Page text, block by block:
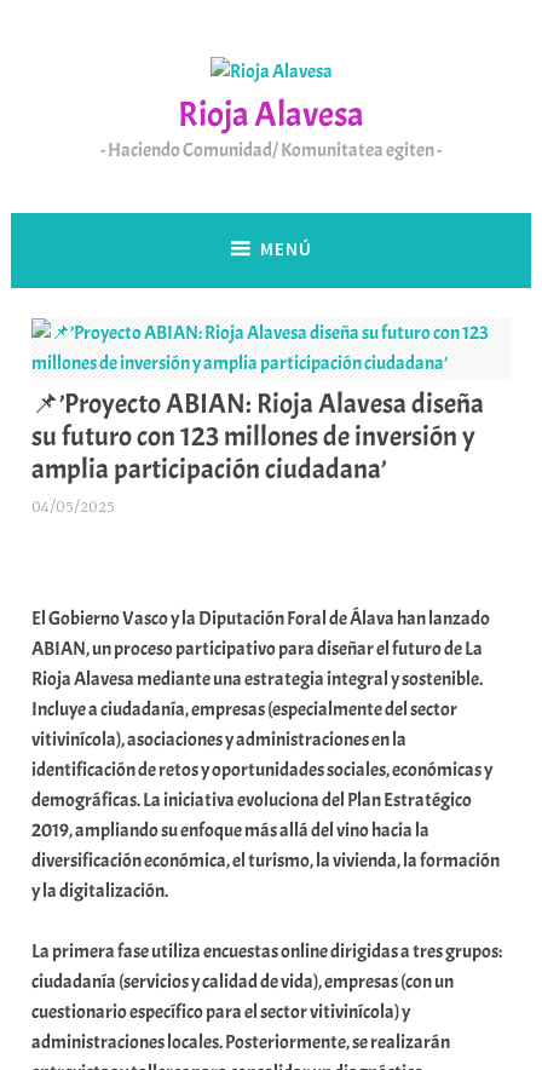
Rioja Alavesa
Haciendo Comunidad/ Komunitatea egiten
MENÚ
📌’Proyecto ABIAN: Rioja Alavesa diseña
su futuro con 123 millones de inversión y
amplia participación ciudadana’
04/05/2025
a
r
E
r
r
i
o
x
a
K
m
u
n
i
El Gobierno Vasco y la Diputación Foral de Álava han lanzado
ABIAN, un proceso participativo para diseñar el futuro de La
Rioja Alavesa mediante una estrategia integral y sostenible.
Incluye a ciudadanía, empresas (especialmente del sector
vitivinícola), asociaciones y administraciones en la
identificación de retos y oportunidades sociales, económicas y
demográficas. La iniciativa evoluciona del Plan Estratégico
2019, ampliando su enfoque más allá del vino hacia la
diversificación económica, el turismo, la vivienda, la formación
y la digitalización.
La primera fase utiliza encuestas online dirigidas a tres grupos:
ciudadanía (servicios y calidad de vida), empresas (con un
cuestionario específico para el sector vitivinícola) y
administraciones locales. Posteriormente, se realizarán